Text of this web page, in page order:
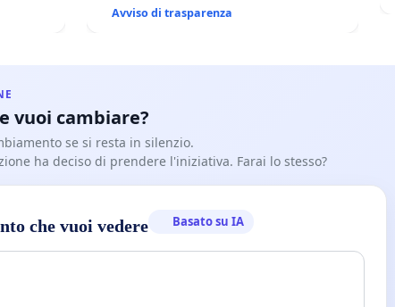
Avviso di trasparenza
vuoi cambiare?
se si resta in silenzio.
ha deciso di prendere l'iniziativa. Farai lo stesso?
che vuoi vedere Basato su IA